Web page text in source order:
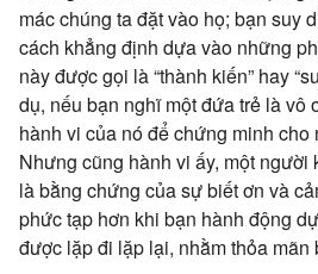
mác chúng ta đặt vào họ; bạn suy
cách khẳng định dựa vào những
này được gọi là “thành kiến” hay
dụ, nếu bạn nghĩ một đứa trẻ là vô
hành vi của nó để chứng minh cho
Nhưng cũng hành vi ấy, một
là bằng chứng của sự biết ơn và
phức tạp hơn khi bạn hành động
được lặp đi lặp lại, nhằm thỏa mãn